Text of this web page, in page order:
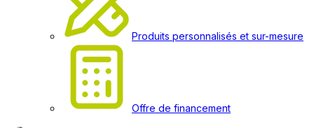
Produits personnalisés et sur-mesure
Offre de financement